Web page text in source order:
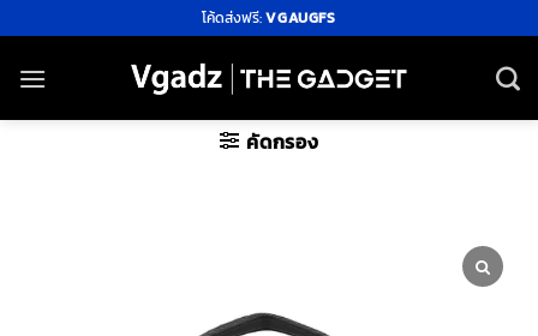
ไป
ยัง
โค้ดส่งฟรี:VGAUGFS
คัดกรอง